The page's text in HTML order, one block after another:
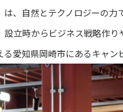
は、自然とテクノロジーの
設立時からビジネス戦略作
愛知県岡崎市にあるキャン